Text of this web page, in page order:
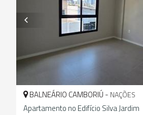
BALNEÁRIO CAMBORIÚ - NAÇÕES
Apartamento no Edifício Silva Jardim